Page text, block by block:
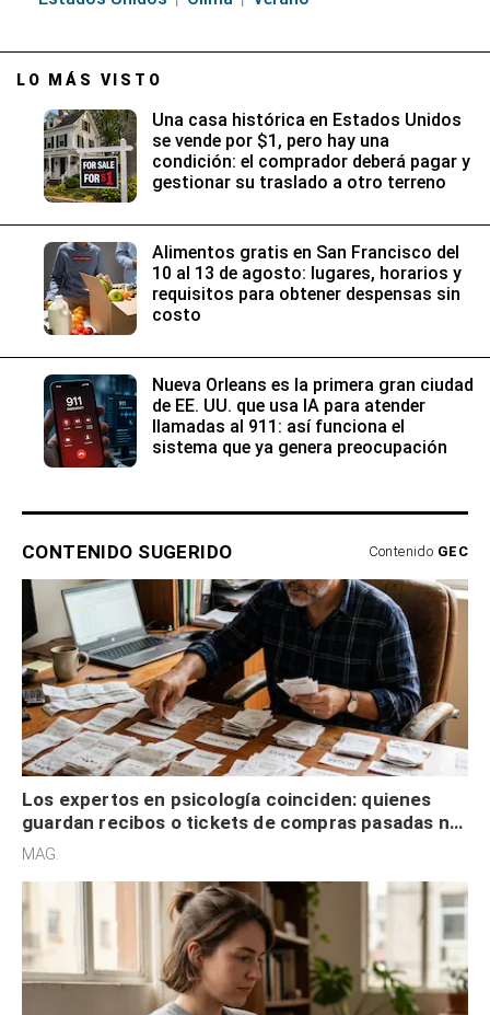
LO MÁS VISTO
Una casa histórica en Estados Unidos
se vende por $1, pero hay una
condición: el comprador deberá pagar y
gestionar su traslado a otro terreno
Alimentos gratis en San Francisco del
10 al 13 de agosto: lugares, horarios y
requisitos para obtener despensas sin
costo
Nueva Orleans es la primera gran ciudad
de EE. UU. que usa IA para atender
llamadas al 911: así funciona el
sistema que ya genera preocupación
CONTENIDO SUGERIDO Contenido GEC
Los expertos en psicología coinciden: quienes
guardan recibos o tickets de compras pasadas no
son acumuladores, sino que tienen necesidad de
MAG.